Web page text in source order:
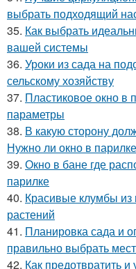
выбрать подходящий
35. Как выбрать
вашей системы
36. Уроки из сада на
сельскому хозяйству
37. Пластиковое окно в
параметры
38. В какую сторону
Нужно ли окно в
39. Окно в бане где
парилке
40. Красивые клумбы из
растений
41. Планировка сада и
правильно выбрать
42. Как предотвратить и